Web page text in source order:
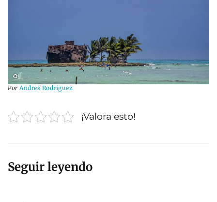
Por Andres Rodriguez
¡Valora esto!
Seguir leyendo